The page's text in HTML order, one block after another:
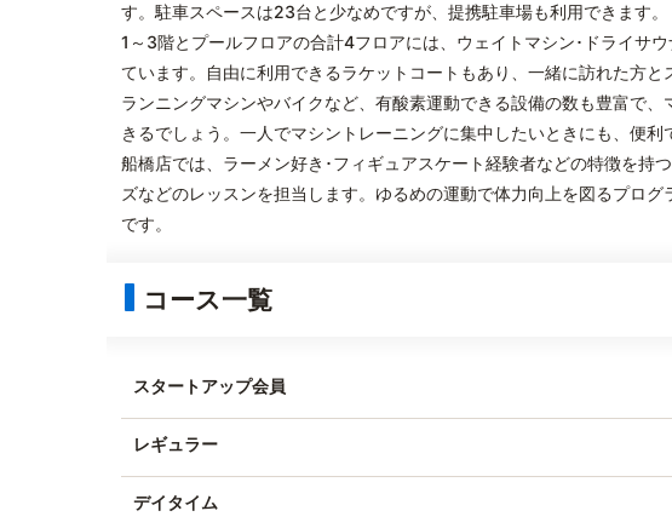
す。駐車スペースは23台と少なめですが、提携駐車場も利用できます。
1～3階とプールフロアの合計4フロアには、ウェイトマシン･ドライサ
ています。自由に利用できるラケットコートもあり、一緒に訪れた方と
ランニングマシンやバイクなど、有酸素運動できる設備の数も豊富で
きるでしょう。一人でマシントレーニングに集中したいときにも、便利
船橋店では、ラーメン好き･フィギュアスケート経験者などの特徴を持
ズなどのレッスンを担当します。ゆるめの運動で体力向上を図るプロ
です。
コース一覧
スタートアップ会員
レギュラー
デイタイム